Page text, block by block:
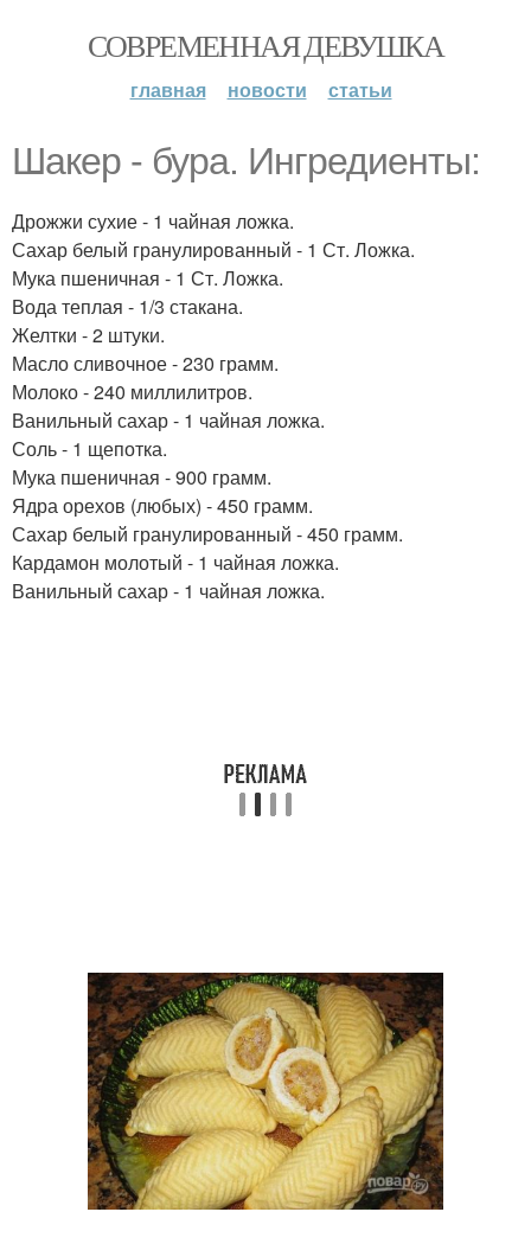
СОВРЕМЕННАЯ ДЕВУШКА
главная новости статьи
Шакер - бура. Ингредиенты:
Дрожжи сухие - 1 чайная ложка.
Сахар белый гранулированный - 1 Ст. Ложка.
Мука пшеничная - 1 Ст. Ложка.
Вода теплая - 1/3 стакана.
Желтки - 2 штуки.
Масло сливочное - 230 грамм.
Молоко - 240 миллилитров.
Ванильный сахар - 1 чайная ложка.
Соль - 1 щепотка.
Мука пшеничная - 900 грамм.
Ядра орехов (любых) - 450 грамм.
Сахар белый гранулированный - 450 грамм.
Кардамон молотый - 1 чайная ложка.
Ванильный сахар - 1 чайная ложка.